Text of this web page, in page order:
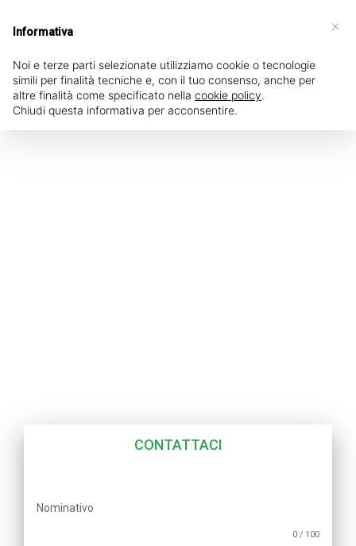
☰
CONTATTACI
Nominativo
0 / 100
×
Informativa
Noi e terze parti selezionate utilizziamo cookie o tecnologie
simili per finalità tecniche e, con il tuo consenso, anche per
altre finalità come specificato nella cookie policy.
Chiudi questa informativa per acconsentire.